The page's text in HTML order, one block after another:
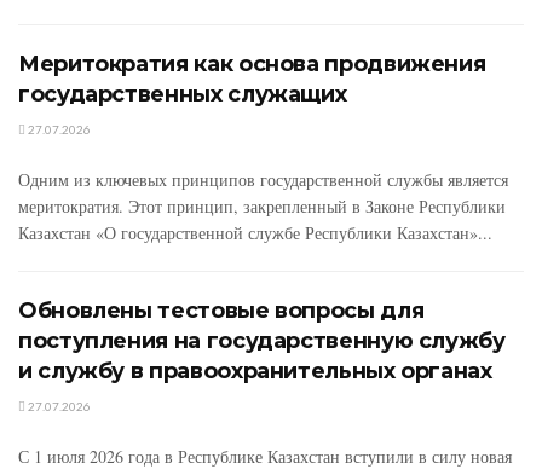
Меритократия как основа продвижения
государственных служащих
27.07.2026
Одним из ключевых принципов государственной службы является
меритократия. Этот принцип, закрепленный в Законе Республики
Казахстан «О государственной службе Республики Казахстан»...
Обновлены тестовые вопросы для
поступления на государственную службу
и службу в правоохранительных органах
27.07.2026
С 1 июля 2026 года в Республике Казахстан вступили в силу новая